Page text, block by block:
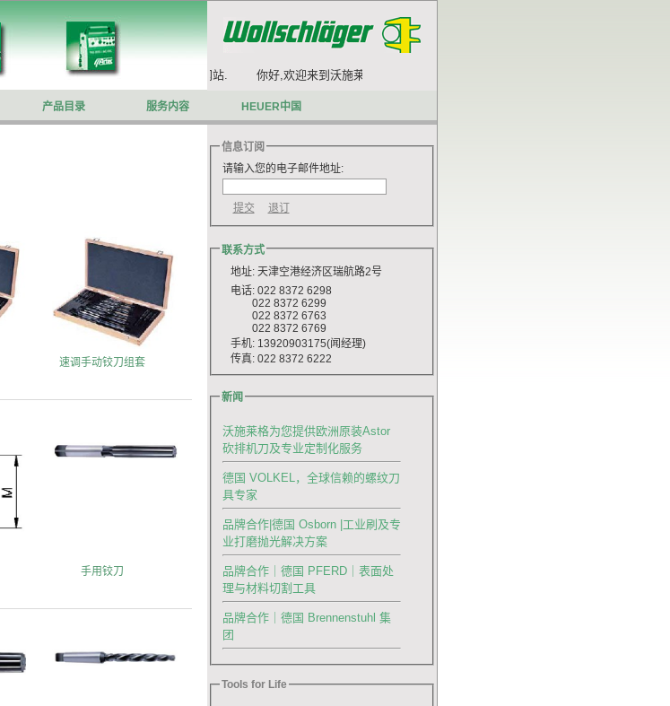
你好,欢迎来到沃施莱格网站. 你好,欢迎来到沃施莱格网站.
产品目录 服务内容 HEUER中国
速调手动铰刀组套
手用铰刀
信息订阅
请输入您的电子邮件地址:
联系方式
地址: 天津空港经济区瑞航路2号
电话: 022 8372 6298
022 8372 6299
022 8372 6763
022 8372 6769
手机: 13920903175(闻经理)
传真: 022 8372 6222
新闻
沃施莱格为您提供欧洲原装Astor
砍排机刀及专业定制化服务
德国 VOLKEL，全球信赖的螺纹刀
具专家
品牌合作|德国 Osborn |工业刷及专
业打磨抛光解决方案
品牌合作｜德国 PFERD｜表面处
理与材料切割工具
品牌合作｜德国 Brennenstuhl 集
团
Tools for Life